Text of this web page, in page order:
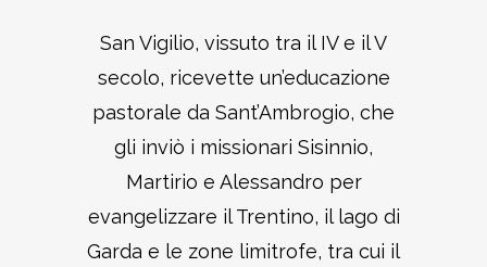
San Vigilio, vissuto tra il IV e il V
secolo, ricevette un’educazione
pastorale da Sant’Ambrogio, che
gli inviò i missionari Sisinnio,
Martirio e Alessandro per
evangelizzare il Trentino, il lago di
Garda e le zone limitrofe, tra cui il